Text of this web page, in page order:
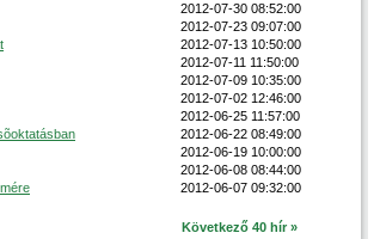
2012-07-30 08:52:00
2012-07-23 09:07:00
2012-07-13 10:50:00
2012-07-11 11:50:00
2012-07-09 10:35:00
2012-07-02 12:46:00
2012-06-25 11:57:00
2012-06-22 08:49:00
2012-06-19 10:00:00
2012-06-08 08:44:00
2012-06-07 09:32:00
Következő 40 hír »